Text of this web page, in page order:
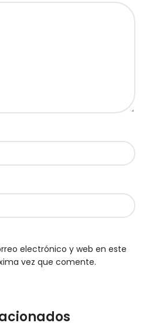
electrónico y web en este
vez que comente.